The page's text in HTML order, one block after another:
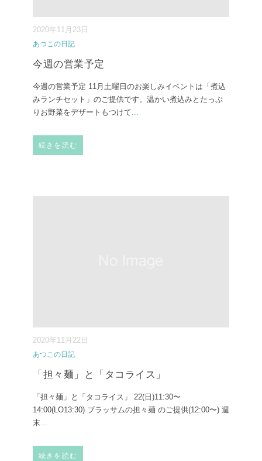
2020年11月23日
あつこの日記
今週の営業予定
今週の営業予定 11月土曜日のお楽しみイベントは「煮込
みランチセット」のご提供です。温かい煮込みとたっぷ
りお野菜をデザートもつけて...
続きを読む
2020年11月22日
あつこの日記
「担々麺」と「タコライス」
「担々麺」と「タコライス」 22(日)11:30〜
14:00(LO13:30) ブラッサムの担々麺 のご提供(12:00〜) 週
末...
続きを読む